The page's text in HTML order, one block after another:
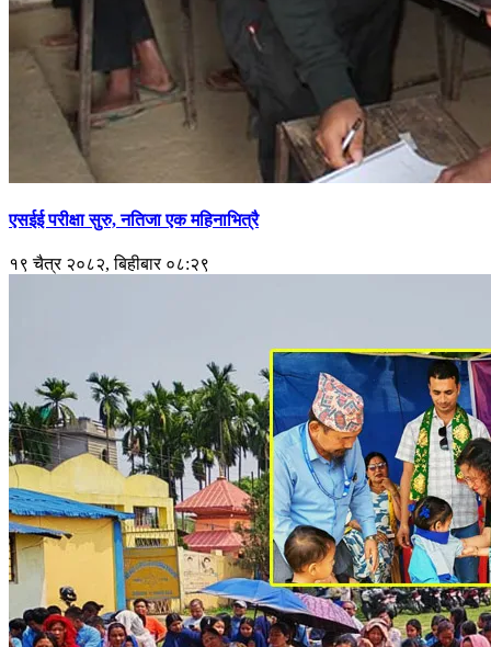
एसईई परीक्षा सुरु, नतिजा एक महिनाभित्रै
१९ चैत्र २०८२, बिहीबार ०८:२९